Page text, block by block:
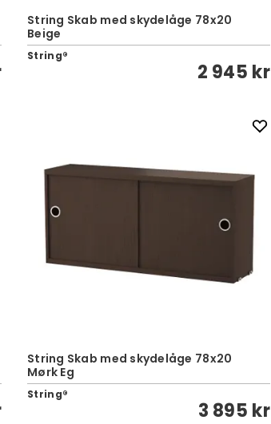
String Skab med skydelåge 78x20
Beige
String®
2 945 kr
String Skab med skydelåge 78x20
Mørk Eg
String®
3 895 kr